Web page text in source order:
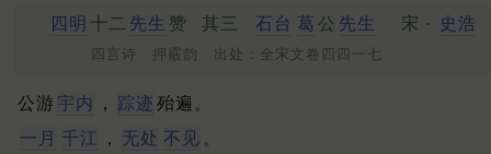
四明 十二 先生 赞 其三 石台 葛 公 先生 宋 · 史浩
四言诗 押霰韵 出处：全宋文卷四四一七
公游 宇内 ， 踪迹 殆遍。
一月 千江 ， 无处 不见 。